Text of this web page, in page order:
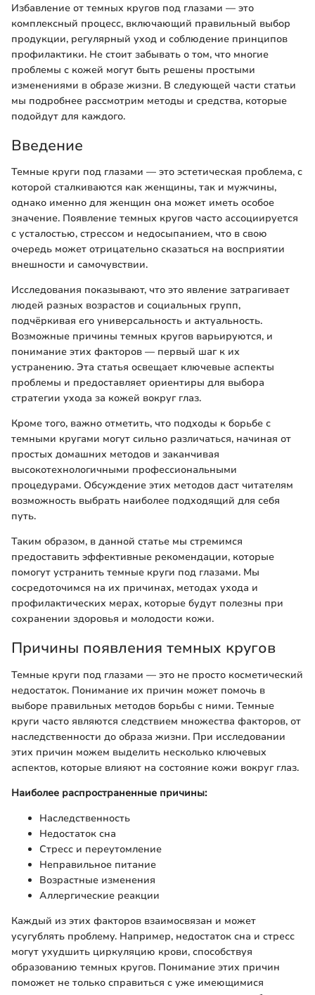
Избавление от темных кругов под глазами — это
комплексный процесс, включающий правильный выбор
продукции, регулярный уход и соблюдение принципов
профилактики. Не стоит забывать о том, что многие
проблемы с кожей могут быть решены простыми
изменениями в образе жизни. В следующей части статьи
мы подробнее рассмотрим методы и средства, которые
подойдут для каждого.
Введение
Темные круги под глазами — это эстетическая проблема, с
которой сталкиваются как женщины, так и мужчины,
однако именно для женщин она может иметь особое
значение. Появление темных кругов часто ассоциируется
с усталостью, стрессом и недосыпанием, что в свою
очередь может отрицательно сказаться на восприятии
внешности и самочувствии.
Исследования показывают, что это явление затрагивает
людей разных возрастов и социальных групп,
подчёркивая его универсальность и актуальность.
Возможные причины темных кругов варьируются, и
понимание этих факторов — первый шаг к их
устранению. Эта статья освещает ключевые аспекты
проблемы и предоставляет ориентиры для выбора
стратегии ухода за кожей вокруг глаз.
Кроме того, важно отметить, что подходы к борьбе с
темными кругами могут сильно различаться, начиная от
простых домашних методов и заканчивая
высокотехнологичными профессиональными
процедурами. Обсуждение этих методов даст читателям
возможность выбрать наиболее подходящий для себя
путь.
Таким образом, в данной статье мы стремимся
предоставить эффективные рекомендации, которые
помогут устранить темные круги под глазами. Мы
сосредоточимся на их причинах, методах ухода и
профилактических мерах, которые будут полезны при
сохранении здоровья и молодости кожи.
Причины появления темных кругов
Темные круги под глазами — это не просто косметический
недостаток. Понимание их причин может помочь в
выборе правильных методов борьбы с ними. Темные
круги часто являются следствием множества факторов, от
наследственности до образа жизни. При исследовании
этих причин можем выделить несколько ключевых
аспектов, которые влияют на состояние кожи вокруг глаз.
Наиболее распространенные причины:
Наследственность
Недостаток сна
Стресс и переутомление
Неправильное питание
Возрастные изменения
Аллергические реакции
Каждый из этих факторов взаимосвязан и может
усугублять проблему. Например, недостаток сна и стресс
могут ухудшить циркуляцию крови, способствуя
образованию темных кругов. Понимание этих причин
поможет не только справиться с уже имеющимися